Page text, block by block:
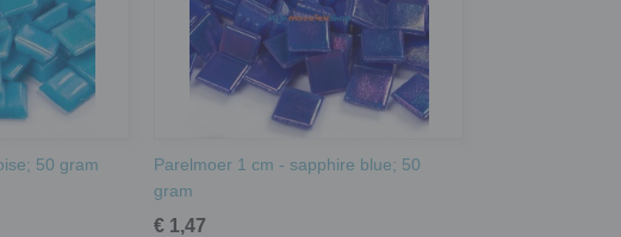
50 gram
Parelmoer 1 cm - sapphire blue; 50
gram
€ 1,47